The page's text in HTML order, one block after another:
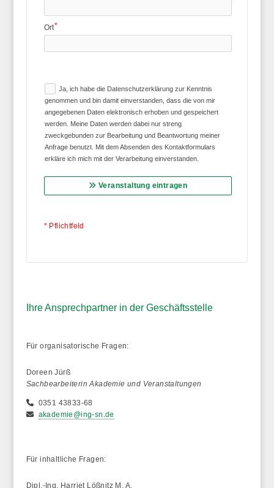
Ort
Ja, ich habe die Datenschutzerklärung zur Kenntnis
genommen und bin damit einverstanden, dass die von mir
angegebenen Daten elektronisch erhoben und gespeichert
werden. Meine Daten werden dabei nur streng
zweckgebunden zur Bearbeitung und Beantwortung meiner
Anfrage benutzt. Mit dem Absenden des Kontaktformulars
erkläre ich mich mit der Verarbeitung einverstanden.
Veranstaltung eintragen
* Pflichtfeld
Ihre Ansprechpartner in der Geschäftsstelle
Für organisatorische Fragen:
Doreen Jürß
Sachbearbeiterin Akademie und Veranstaltungen
0351 43833-68
akademie@ing-sn.de
Für inhaltliche Fragen:
Dipl.-Ing. Harriet Lößnitz M. A.